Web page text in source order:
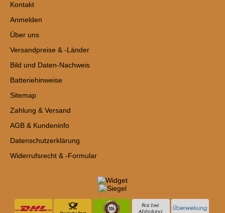
Kontakt
Anmelden
Über uns
Versandpreise & -Länder
Bild und Daten-Nachweis
Batteriehinweise
Sitemap
Zahlung & Versand
AGB & Kundeninfo
Datenschutzerklärung
Widerrufsrecht & -Formular